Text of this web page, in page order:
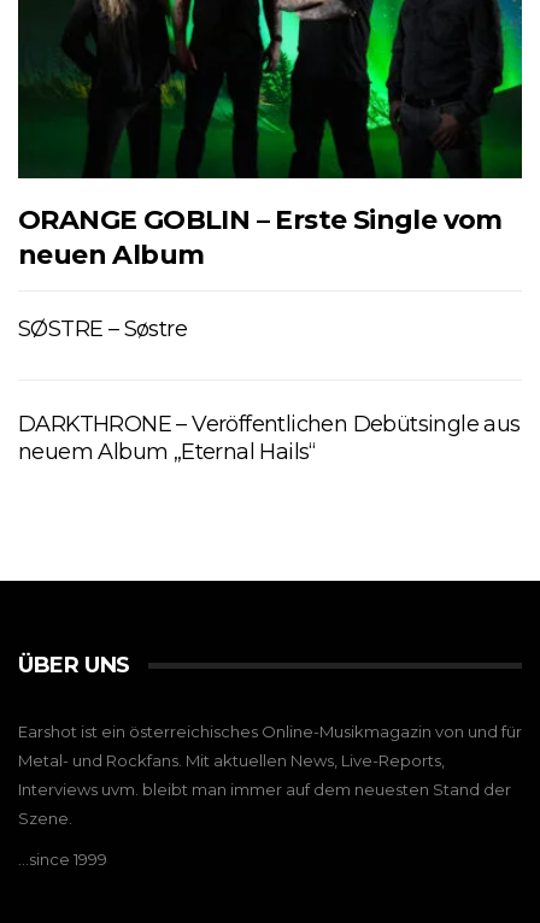
ORANGE GOBLIN – Erste Single vom
neuen Album
SØSTRE – Søstre
DARKTHRONE – Veröffentlichen Debütsingle aus
neuem Album „Eternal Hails“
ÜBER UNS
Earshot ist ein österreichisches Online-Musikmagazin von und für
Metal- und Rockfans. Mit aktuellen News, Live-Reports,
Interviews uvm. bleibt man immer auf dem neuesten Stand der
Szene.
…since 1999